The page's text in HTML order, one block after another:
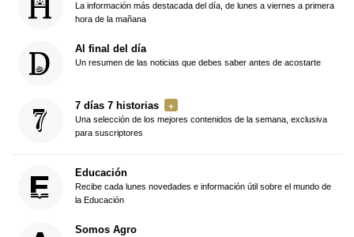
La información más destacada del día, de lunes a viernes a primera
hora de la mañana
Al final del día
Un resumen de las noticias que debes saber antes de acostarte
7 días 7 historias
Una selección de los mejores contenidos de la semana, exclusiva
para suscriptores
Educación
Recibe cada lunes novedades e información útil sobre el mundo de
la Educación
Somos Agro